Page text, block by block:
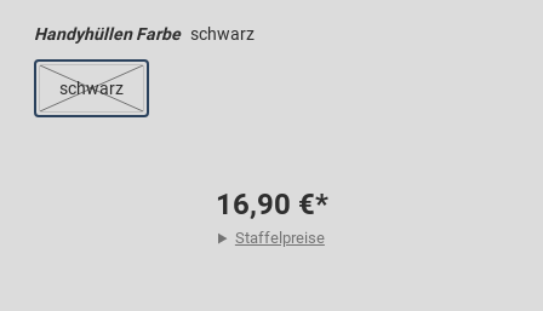
Handyhüllen Farbe schwarz
schwarz
16,90 €*
Staffelpreise